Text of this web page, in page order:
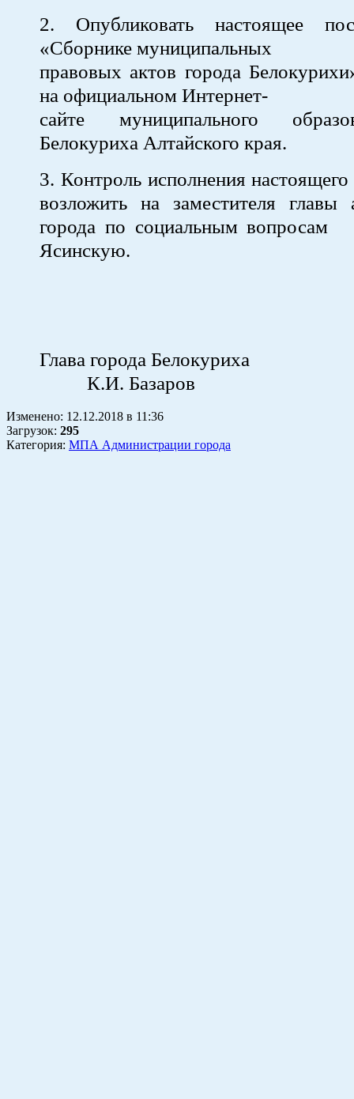
2. Опубликовать настоящее
«Сборнике муниципальных
правовых актов города
на официальном Интернет-
сайте муниципального
Белокуриха Алтайского края.
3. Контроль исполнения
возложить на заместителя главы
города по социальным
Ясинскую.
Глава города
К.И. Базаров
Изменено: 12.12.2018 в 11:36
Загрузок: 295
Категория: МПА Администрации города